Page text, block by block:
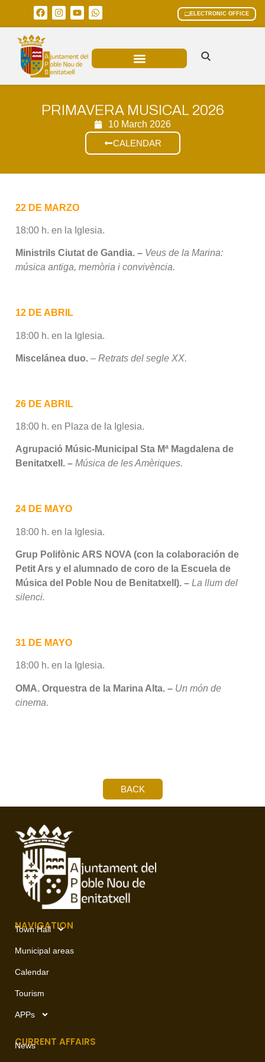
ELECTRONIC OFFICE
PRIMAVERA MUSICAL 2026
10 March 2026
CALENDAR
22 DE MARZO
18:00 h. en la Iglesia.
Ministrils Ciutat de Gandia. – Veus de la Marina:
música antiga, memòria i convivència.
12 DE ABRIL
18:00 h. en la Iglesia.
Miscelánea duo. – Retrats del segle XX.
26 DE ABRIL
18:00 h. en Plaza de la Iglesia.
Agrupació Músic-Municipal Sta Mª Magdalena de
Benitatxell. – Música de les Amèriques.
24 DE MAYO
18:00 h. en la Iglesia.
Grup Polifònic ARS NOVA (con la colaboración de
Petit Ars y el alumnado de coro de la Escuela de
Música del Poble Nou de Benitatxell). – La llum del
silenci.
31 DE MAYO
18:00 h. en la Iglesia.
OMA. Orquestra de la Marina Alta. – Un món de
cinema.
BACK
NAVIGATION
Town Hall
Municipal areas
Calendar
Tourism
APPs
CURRENT AFFAIRS
News